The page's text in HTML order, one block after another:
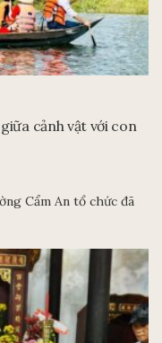
cảnh vật với con
Cẩm An tổ chức đã